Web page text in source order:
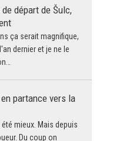
départ de Šulc,
ça serait magnifique,
dernier et je ne le
partance vers la
mieux. Mais depuis
Du coup on